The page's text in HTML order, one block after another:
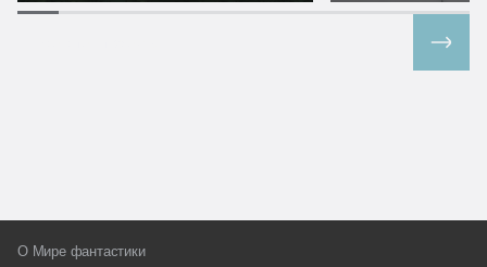
О Мире фантастики